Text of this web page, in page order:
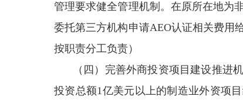
管理要求健全管理机制。在原所在地为
委托第三方机构申请AEO认证相关费用
按职责分工负责）
（四）完善外商投资项目建设推进
投资总额1亿美元以上的制造业外资项